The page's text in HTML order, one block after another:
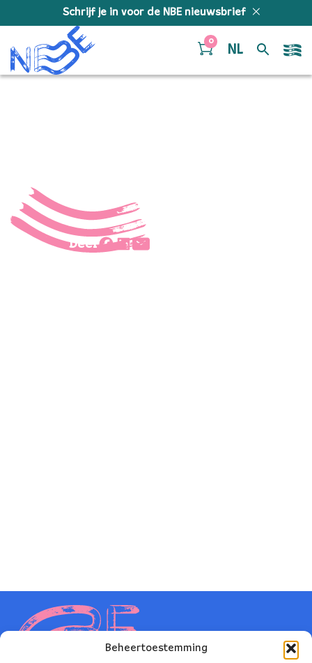
Beheertoestemming
Schrijf je in voor de NBE nieuwsbrief
0
NL
Deel